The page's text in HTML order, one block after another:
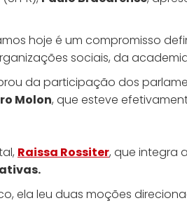
hoje é um compromisso
sociais, da
da participação dos
Molon, que esteve
Raissa Rossiter, que integra
ela leu duas moções